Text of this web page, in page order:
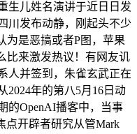
生儿姓名演讲于近日日发
川发布动静，刚起头不少
为是恶搞或者P图，苹果
比来激发热议！有网友讥
人并签到，朱雀玄武正在
2024年的第八5月16日动
的OpenAI播客中，当事
点开辟者研究从管Mark